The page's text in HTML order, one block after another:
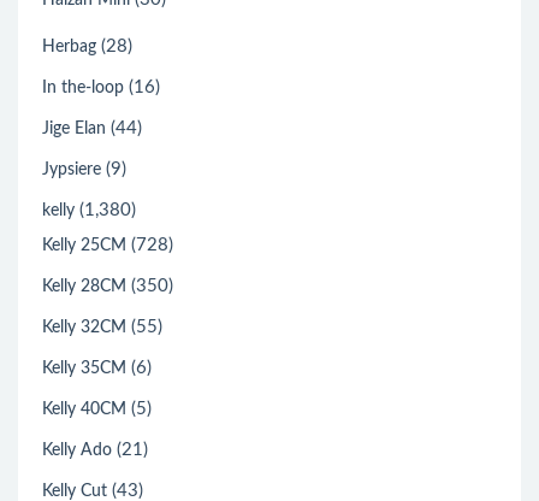
Herbag (28)
In the-loop (16)
Jige Elan (44)
Jypsiere (9)
kelly (1,380)
Kelly 25CM (728)
Kelly 28CM (350)
Kelly 32CM (55)
Kelly 35CM (6)
Kelly 40CM (5)
Kelly Ado (21)
Kelly Cut (43)